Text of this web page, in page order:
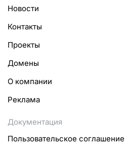
Новости
Контакты
Проекты
Домены
О компании
Реклама
Документация
Пользовательское соглашение